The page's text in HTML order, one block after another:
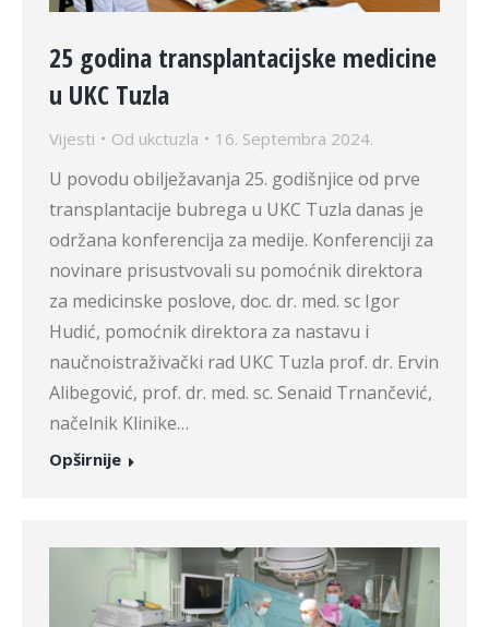
25 godina transplantacijske medicine
u UKC Tuzla
Vijesti Od ukctuzla 16. Septembra 2024.
U povodu obilježavanja 25. godišnjice od prve
transplantacije bubrega u UKC Tuzla danas je
održana konferencija za medije. Konferenciji za
novinare prisustvovali su pomoćnik direktora
za medicinske poslove, doc. dr. med. sc Igor
Hudić, pomoćnik direktora za nastavu i
naučnoistraživački rad UKC Tuzla prof. dr. Ervin
Alibegović, prof. dr. med. sc. Senaid Trnančević,
načelnik Klinike…
Opširnije